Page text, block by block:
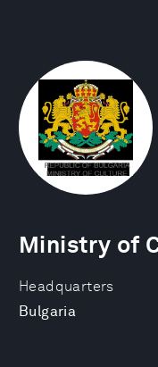
Headquarters
Bulgaria
Ministry of